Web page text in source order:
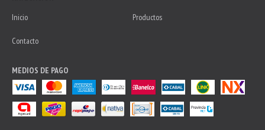
Inicio
Productos
Contacto
MEDIOS DE PAGO